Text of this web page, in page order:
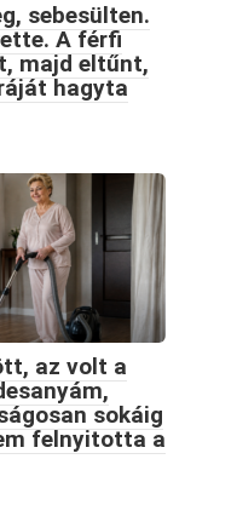
sebesülten.
A férfi
majd eltűnt,
hagyta
az volt a
sokáig
felnyitotta a